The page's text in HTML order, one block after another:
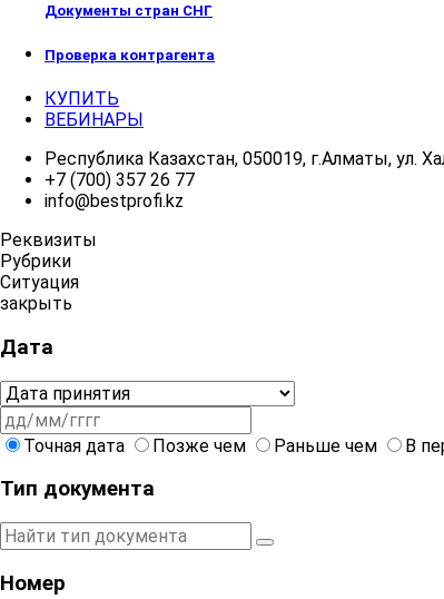
Документы стран СНГ
Проверка контрагента
КУПИТЬ
ВЕБИНАРЫ
Республика Казахстан, 050019, г.Алматы, ул.
+7 (700) 357 26 77
info@bestprofi.kz
Реквизиты
Рубрики
Ситуация
закрыть
Дата
Точная дата Позже чем Раньше чем В
Тип документа
Номер